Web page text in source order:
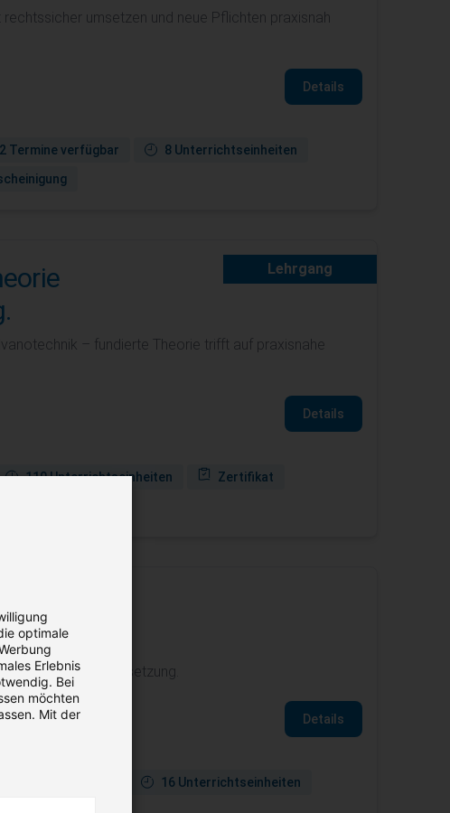
umsetzen und neue Pflichten praxisnah
Details
2 Termine verfügbar
8 Unterrichtseinheiten
Lehrgang
– fundierte Theorie trifft auf praxisnahe
Details
110 Unterrichtseinheiten
Zertifikat
und praktische Umsetzung.
Details
16 Unterrichtseinheiten
optimale
Erlebnis
Bei
möchten
Mit der